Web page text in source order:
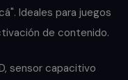
Ideales para juegos
de contenido.
sensor capacitivo